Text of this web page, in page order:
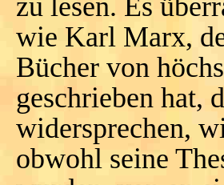
wie Karl Marx,
Bücher von
geschrieben hat,
widersprechen,
obwohl seine